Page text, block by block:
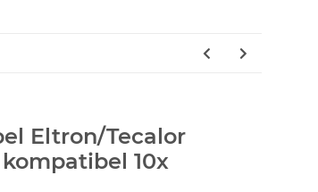
Eltron/Tecalor
10x